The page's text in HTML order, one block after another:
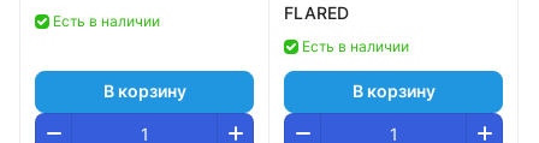
Есть в наличии
В корзину
FLARED
Есть в наличии
В корзину